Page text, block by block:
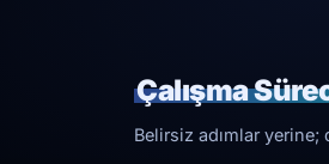
Çalışma
Belirsiz adımlar